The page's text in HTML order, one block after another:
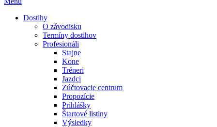
Dostihy
O závodisku
Termíny dostihov
Profesionáli
Stajne
Kone
Tréneri
Jazdci
Zúčtovacie centrum
Propozície
Prihlášky
Štartové listiny
Výsledky